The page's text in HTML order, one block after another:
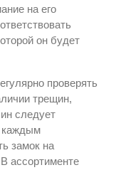
на его
он будет
проверять
трещин,
следует
каждым
замок на
ассортименте